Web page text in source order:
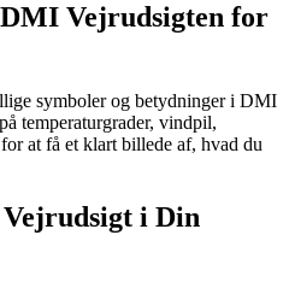
Vejrudsigten for
symboler og betydninger i DMI
temperaturgrader, vindpil,
at få et klart billede af, hvad du
i Din